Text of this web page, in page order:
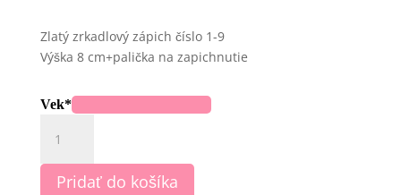
Zlatý zrkadlový zápich číslo 1-9
Výška 8 cm+palička na zapichnutie
Vek*
Zlatý
zrkadlový
zápich
Pridať do košíka